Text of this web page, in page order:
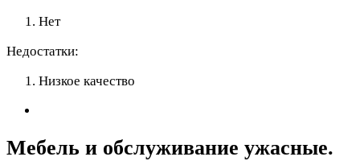
Нет
Недостатки:
Низкое качество
Мебель и обслуживание ужасные.